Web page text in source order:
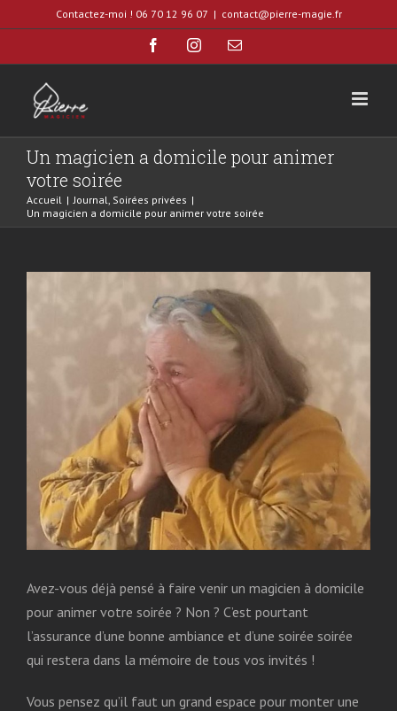
to
Contactez-moi ! 06 70 12 96 07 | contact@pierre-magie.fr
FacebookInstagramEmail
Un magicien a domicile pour animer
votre soirée
Accueil | Journal, Soirées privées |
Un magicien a domicile pour animer votre soirée
agrandie
Avez-vous déjà pensé à faire venir un magicien à domicile
pour animer votre soirée ? Non ? C’est pourtant
l’assurance d’une bonne ambiance et d’une soirée soirée
qui restera dans la mémoire de tous vos invités !
Vous pensez qu’il faut un grand espace pour monter une